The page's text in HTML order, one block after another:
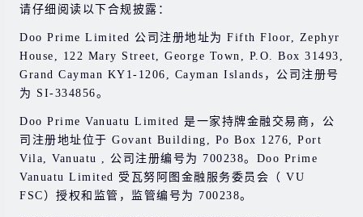
请仔细阅读以下合规披露：
Doo Prime Limited 公司注册地址为 Fifth Floor, Zephyr
House, 122 Mary Street, George Town, P.O. Box 31493,
Grand Cayman KY1-1206, Cayman Islands，公司注册号
为 SI-334856。
Doo Prime Vanuatu Limited 是一家持牌金融交易商，公
司注册地址位于 Govant Building, Po Box 1276, Port
Vila, Vanuatu , 公司注册编号为 700238。Doo Prime
Vanuatu Limited 受瓦努阿图金融服务委员会（ VU
FSC）授权和监管，监管编号为 700238。